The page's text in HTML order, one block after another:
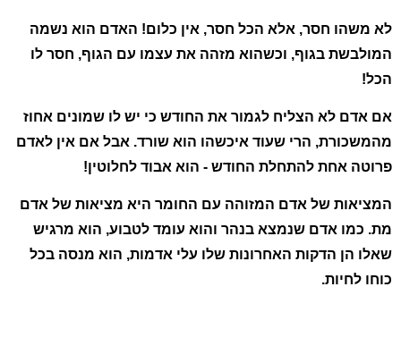
לא משהו חסר, אלא הכל חסר, אין כלום! האדם הוא נשמה
המולבשת בגוף, וכשהוא מזהה את עצמו עם הגוף, חסר לו
הכל!
אם אדם לא הצליח לגמור את החודש כי יש לו שמונים אחוז
מהמשכורת, הרי שעוד איכשהו הוא שורד. אבל אם אין לאדם
פרוטה אחת להתחלת החודש - הוא אבוד לחלוטין!
המציאות של אדם המזוהה עם החומר היא מציאות של אדם
מת. כמו אדם שנמצא בנהר והוא עומד לטבוע, הוא מרגיש
שאלו הן הדקות האחרונות שלו עלי אדמות, הוא מנסה בכל
כוחו לחיות.